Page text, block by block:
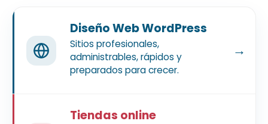
Diseño Web WordPress
Sitios profesionales,
administrables, rápidos y
preparados para crecer.
→
Tiendas online